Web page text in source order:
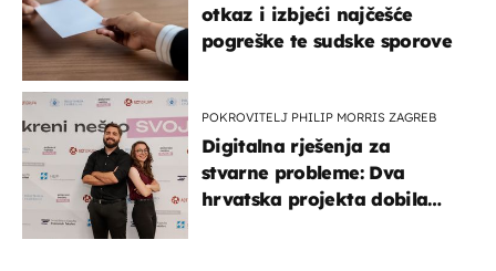
otkaz i izbjeći najčešće
pogreške te sudske sporove
POKROVITELJ PHILIP MORRIS ZAGREB
Digitalna rješenja za
stvarne probleme: Dva
hrvatska projekta dobila